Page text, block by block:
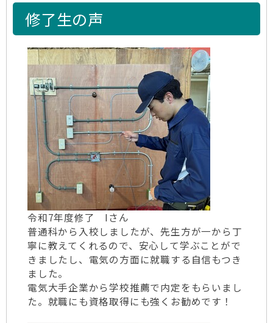
修了生の声
令和7年度修了 Iさん
普通科から入校しましたが、先生方が一から丁
寧に教えてくれるので、安心して学ぶことがで
きましたし、電気の方面に就職する自信もつき
ました。
電気大手企業から学校推薦で内定をもらいまし
た。就職にも資格取得にも強くお勧めです！